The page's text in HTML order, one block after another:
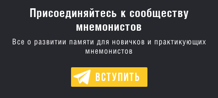
Присоединяйтесь к сообществу
мнемонистов
Все о развитии памяти для новичков и практикующих
мнемонистов
ВСТУПИТЬ